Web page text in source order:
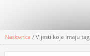
KATEGORIJE
Naslovnica / Vijesti koje imaju tag